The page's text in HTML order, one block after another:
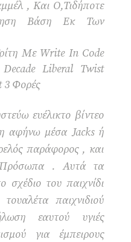
, Και Ο,Τιδήποτε
Βάση Εκ Των
Με Write In Code
Liberal Twist
3 Φορές
ευέλικτο βίντεο
αφήνω μέσα Jacks ή
παράφορος , και
. Αυτά τα
σχέδιο του παιχνίδι
παιχνιδιού
εαυτού υγιές
για έμπειρους